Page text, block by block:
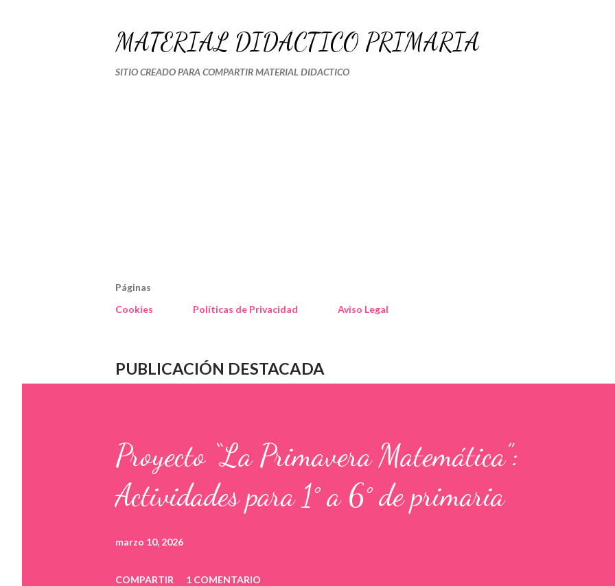
MATERIAL DIDÁCTICO PRIMARIA
SITIO CREADO PARA COMPARTIR MATERIAL DIDACTICO
Páginas
Cookies
Políticas de Privacidad Aviso Legal
PUBLICACIÓN DESTACADA
Proyecto “La Primavera Matemática”:
Actividades para 1° a 6° de primaria
marzo 10, 2026
COMPARTIR 1 COMENTARIO